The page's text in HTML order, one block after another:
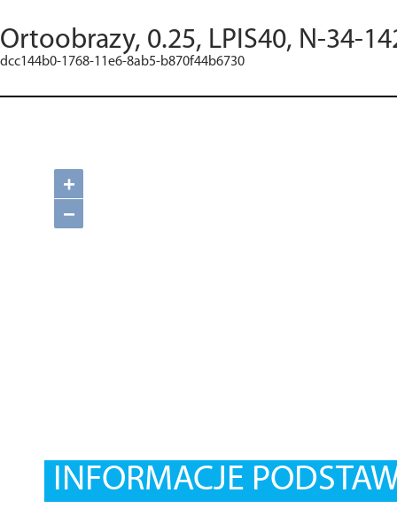
Ortoobrazy, 0.25, LPIS40, N-34-
dcc144b0-1768-11e6-8ab5-b870f44b6730
+
−
INFORMACJE